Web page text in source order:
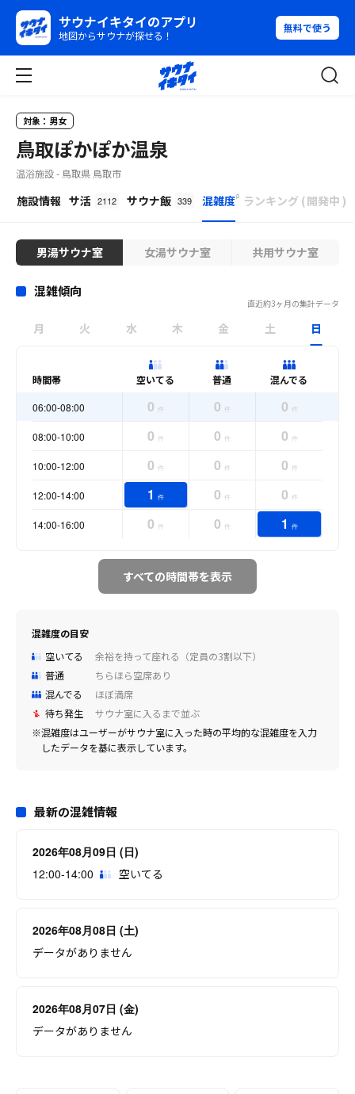
サウナイキタイのアプリ
地図からサウナが探せる！
無料で使う
対象：男女
鳥取ぽかぽか温泉
温浴施設 - 鳥取県 鳥取市
施設情報 サ活 2112 サウナ飯 339 混雑度β ランキング (開発中 )
男湯サウナ室 女湯サウナ室 共用サウナ室
混雑傾向
直近約3ヶ月の集計データ
月 火 水 木 金 土 日
時間帯 空いてる 普通 混んでる
06:00-08:00 0 件 0 件 0 件
08:00-10:00 0 件 0 件 0 件
10:00-12:00 0 件 0 件 0 件
12:00-14:00 1 件 0 件 0 件
14:00-16:00 0 件 0 件 1 件
すべての時間帯を表示
混雑度の目安
空いてる
余裕を持って座れる（定員の3割以下）
普通
ちらほら空席あり
混んでる
ほぼ満席
待ち発生
サウナ室に入るまで並ぶ
※混雑度はユーザーがサウナ室に入った時の平均的な混雑度を入力
したデータを基に表示しています。
最新の混雑情報
2026年08月09日 (日)
12:00-14:00
空いてる
2026年08月08日 (土)
データがありません
2026年08月07日 (金)
データがありません